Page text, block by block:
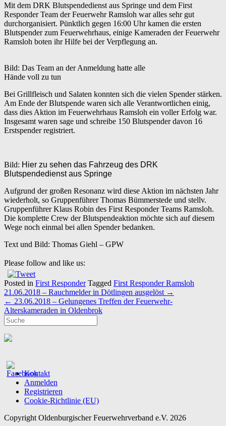
Mit dem DRK Blutspendedienst aus Springe und dem First
Responder Team der Feuerwehr Ramsloh war alles sehr gut
durchorganisiert. Pünktlich gegen 16:00 Uhr kamen die ersten
Blutspender zum Feuerwehrhaus, einige Kameraden der Feuerwehr
Ramsloh boten ihr Hilfe bei der Verpflegung an.
Bild: Das Team an der Anmeldung hatte alle
Hände voll zu tun
Bei Grillfleisch und Salaten konnten sich die vielen Spender stärken.
Am Ende der Blutspende waren sich alle Verantwortlichen einig,
dass dies Aktion im Feuerwehrhaus Ramsloh ein voller Erfolg war.
Insgesamt waren sage und schreibe 150 Blutspender davon 16
Erstspender registriert.
Bild: Hier zu sehen das Fahrzeug des DRK
Blutspendedienst aus Springe
Aufgrund der großen Resonanz wird diese Aktion im nächsten Jahr
wiederholt, so Gruppenführer Thomas Bümmerstede und stellv.
Gruppenführer Klaus Robin des First Responder Teams Ramsloh.
Die komplette Crew der Blutspendeaktion möchte sich auf diesem
Wege noch einmal bei allen Spender bedanken.
Text und Bild: Thomas Giehl – GPW
Please follow and like us:
Posted in First Responder Tagged First Responder Ramsloh
Post
navigation
21.06.2018 – Rauchmelder in Dötlingen ausgelöst →
← 23.06.2018 – Gelungenes Treffen der Feuerwehr-
Alterskameraden in Oldenbrok
Kontakt
Anmelden
Registrieren
Cookie-Richtlinie (EU)
Copyright Oldenburgischer Feuerwehrverband e.V. 2026